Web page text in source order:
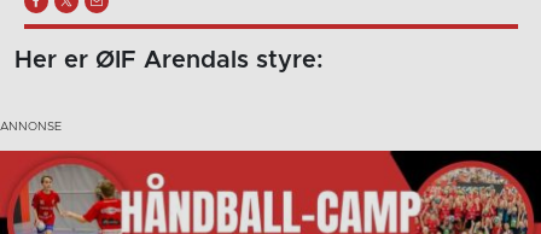
Her er ØIF Arendals styre: